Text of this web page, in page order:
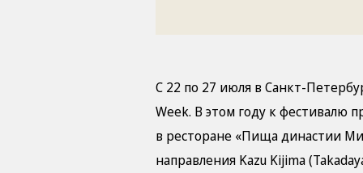
С 22 по 27 июля в Санкт-
Week. В этом году к фестивалю
в ресторане «Пища династии
направления Kazu Kijima